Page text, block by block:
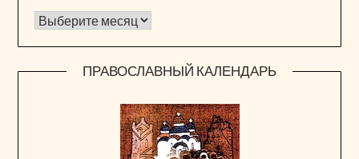
Архив новостей
ПРАВОСЛАВНЫЙ КАЛЕНДАРЬ